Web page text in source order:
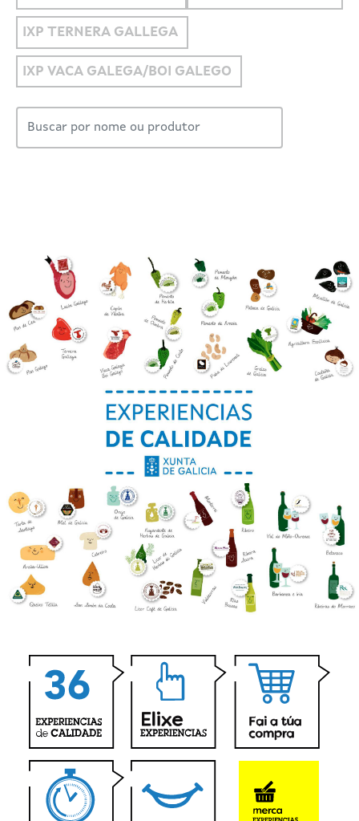
IXP TERNERA GALLEGA
IXP VACA GALEGA/BOI GALEGO